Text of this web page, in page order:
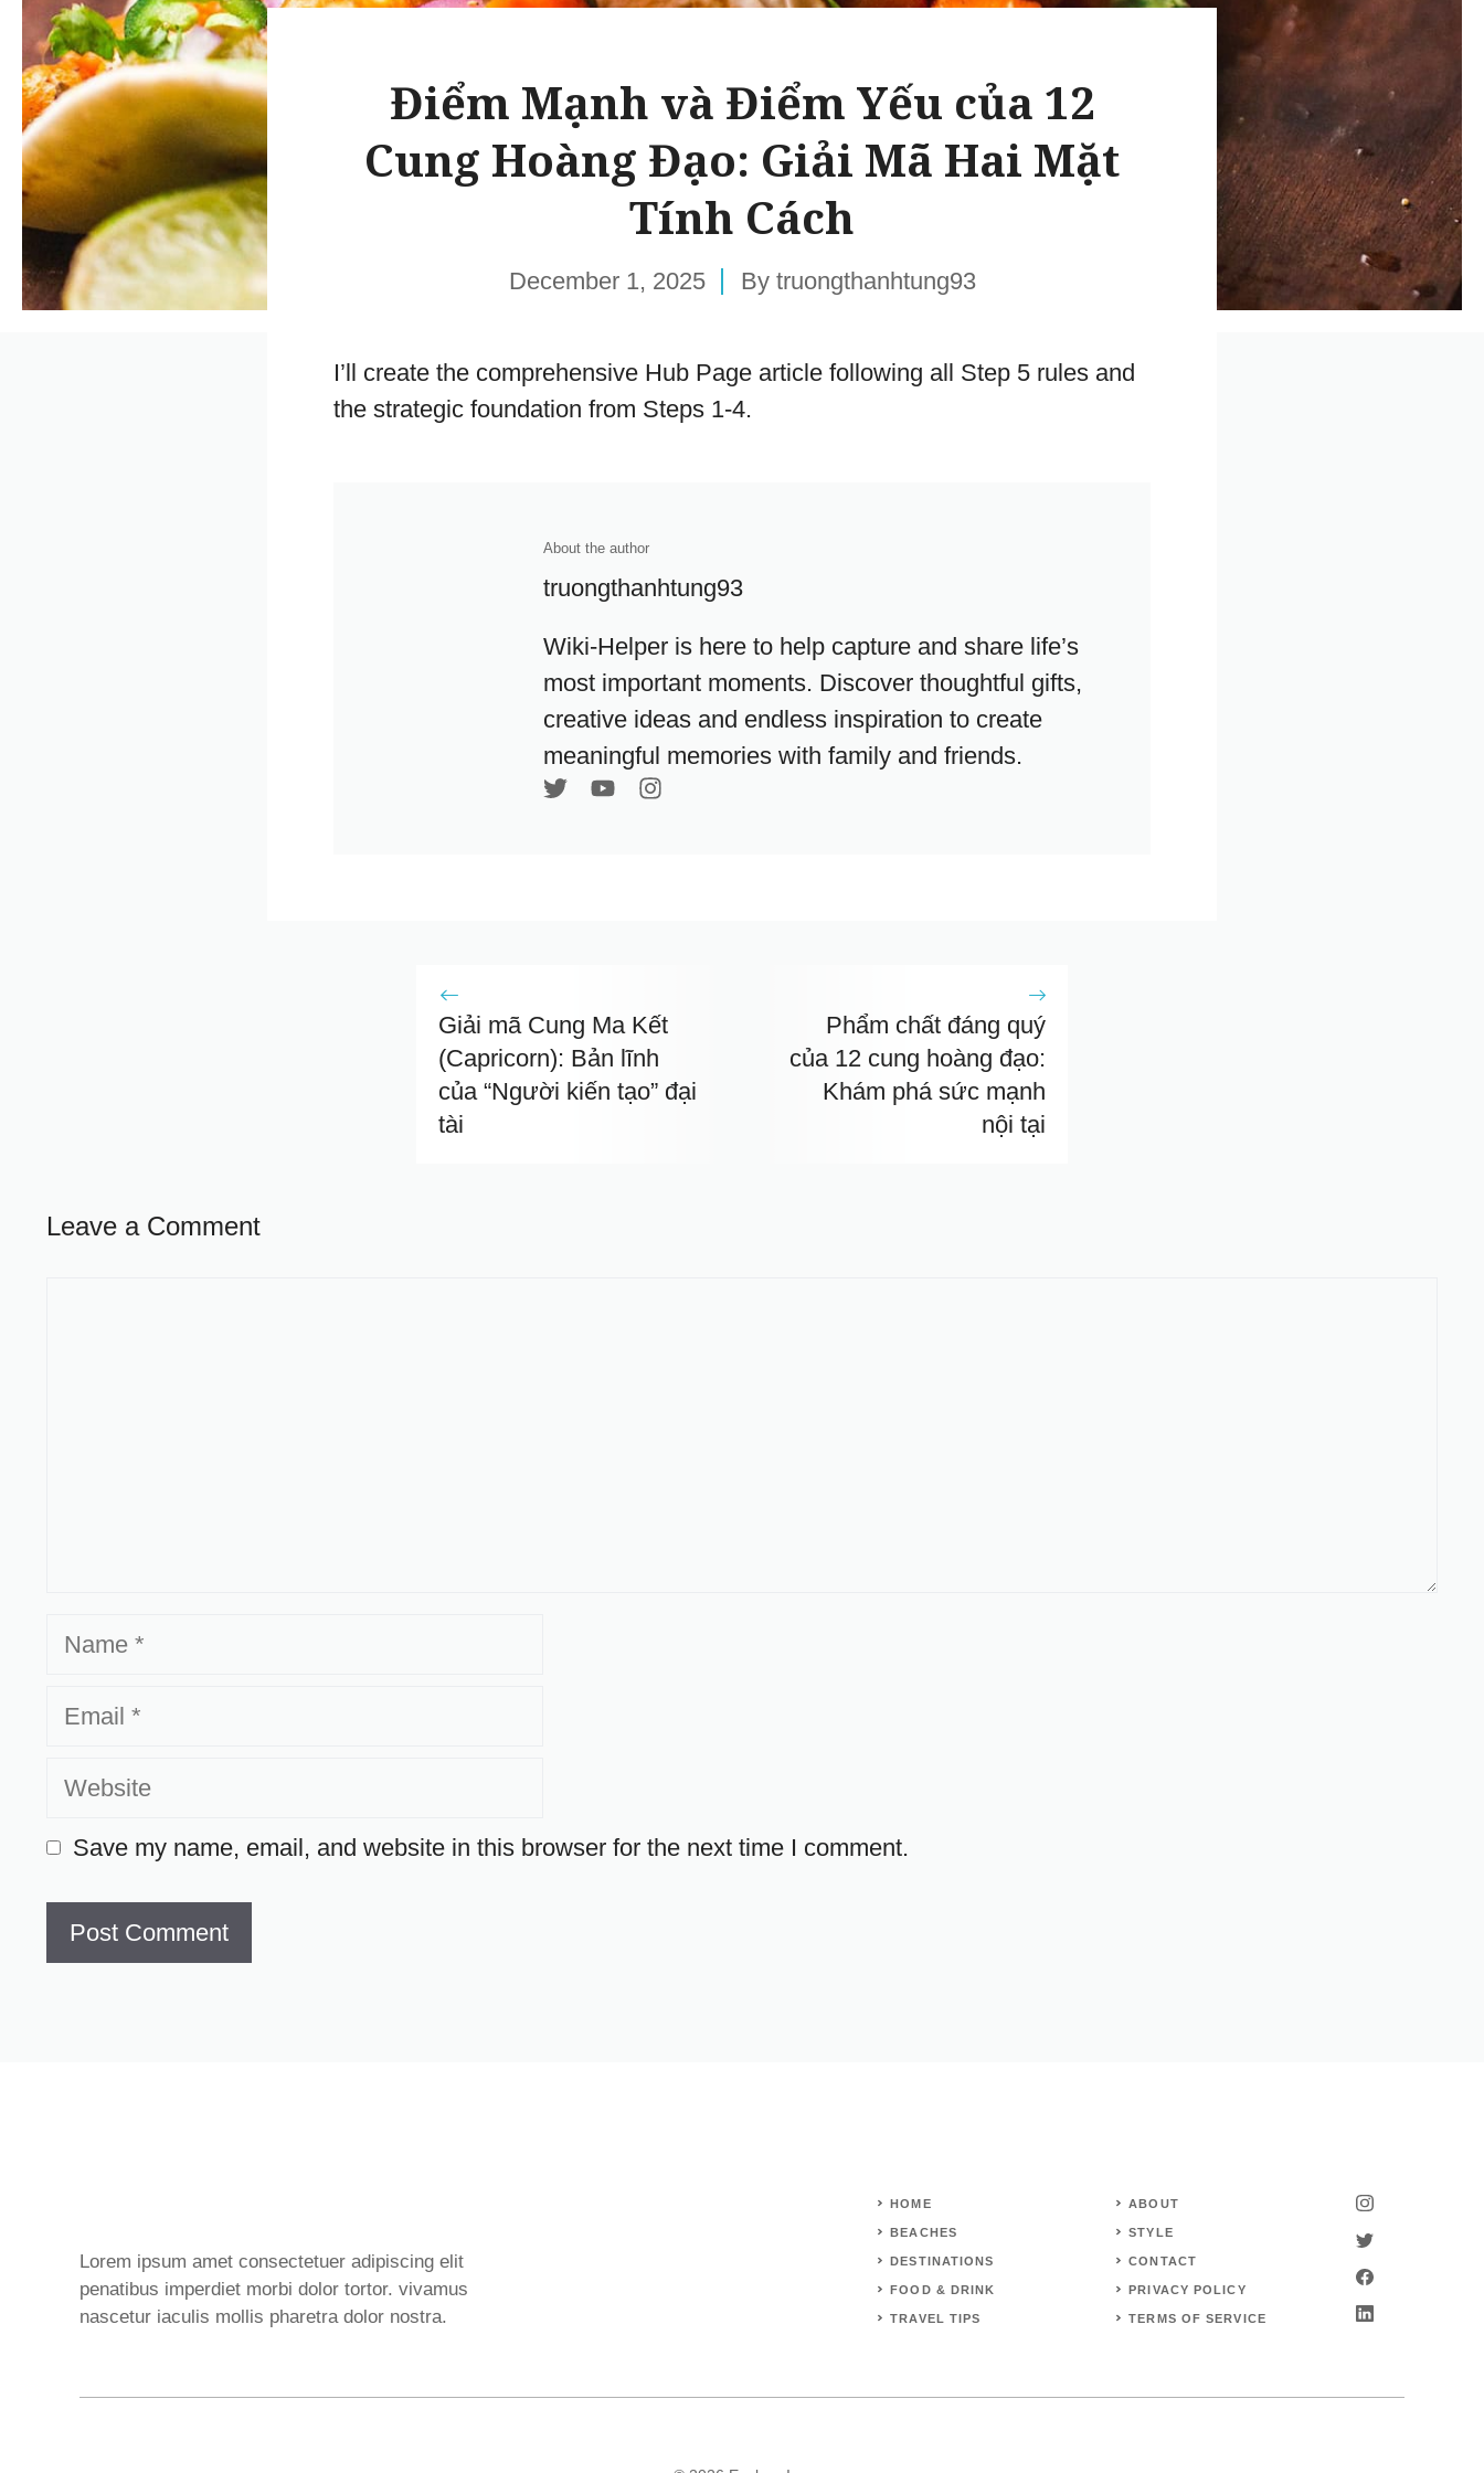
Điểm Mạnh và Điểm Yếu của 12
Cung Hoàng Đạo: Giải Mã Hai Mặt
Tính Cách
December 1, 2025 By truongthanhtung93
I’ll create the comprehensive Hub Page article following all Step 5 rules and
the strategic foundation from Steps 1-4.
About the author
truongthanhtung93
Wiki-Helper is here to help capture and share life’s
most important moments. Discover thoughtful gifts,
creative ideas and endless inspiration to create
meaningful memories with family and friends.
Giải mã Cung Ma Kết
(Capricorn): Bản lĩnh
của “Người kiến tạo” đại
tài
Phẩm chất đáng quý
của 12 cung hoàng đạo:
Khám phá sức mạnh
nội tại
Leave a Comment
Name
Email
Website
Save my name, email, and website in this browser for the next time I comment.
Lorem ipsum amet consectetuer adipiscing elit
penatibus imperdiet morbi dolor tortor. vivamus
nascetur iaculis mollis pharetra dolor nostra.
HOME
BEACHES
DESTINATIONS
FOOD & DRINK
TRAVEL TIPS
ABOUT
STYLE
CONTACT
PRIVACY POLICY
TERMS OF SERVICE